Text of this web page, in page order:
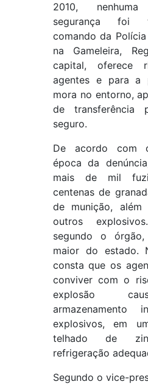
2010,
segurança foi
comando da
na Gameleira,
capital, oferece
agentes e para a
mora no entorno,
de transferência
seguro.
De acordo com
época da
mais de mil
centenas de
de munição,
outros
segundo o
maior do estado.
consta que os
conviver com o
explosão
armazenamento
explosivos, em
telhado de
refrigeração
Segundo o vice-